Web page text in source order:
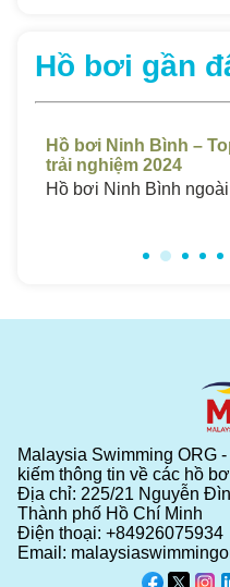
Hồ bơi gần
Hồ Bơi Sóc Trăng
Chất Lượng Cao 2024
Hồ bơi ở Sóc Trăng
Malaysia Swimming ORG
kiếm thông tin về các hồ
Địa chỉ: 225/21 Nguyễn
Thành phố Hồ Chí Minh
Điện thoại: +84926075934
Email: